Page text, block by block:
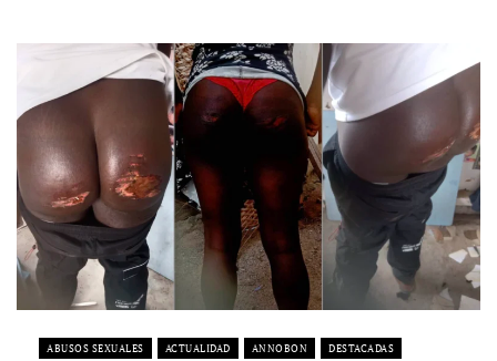
ABUSOS SEXUALES ACTUALIDAD ANNOBON
DESTACADAS